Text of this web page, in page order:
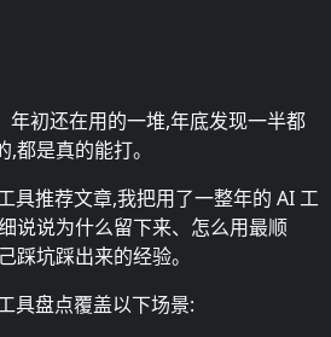
年初还在用的一堆,年底发现一半都
都是真的能打。
具推荐文章,我把用了一整年的 AI 工
说说为什么留下来、怎么用最顺
踩坑踩出来的经验。
具盘点覆盖以下场景: